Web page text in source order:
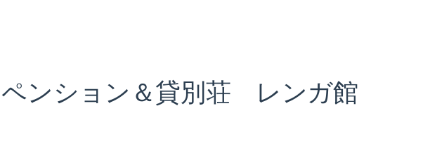
ペンション＆貸別荘 レンガ館